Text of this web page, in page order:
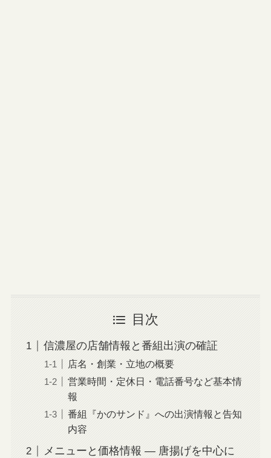
目次
信濃屋の店舗情報と番組出演の確証
店名・創業・立地の概要
営業時間・定休日・電話番号など基本情
報
番組『かのサンド』への出演情報と告知
内容
メニューと価格情報 — 唐揚げを中心に